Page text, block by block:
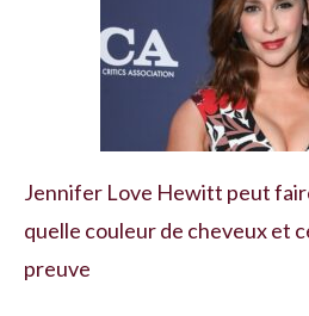
Jennifer Love Hewitt peut
quelle couleur de cheveux et
preuve